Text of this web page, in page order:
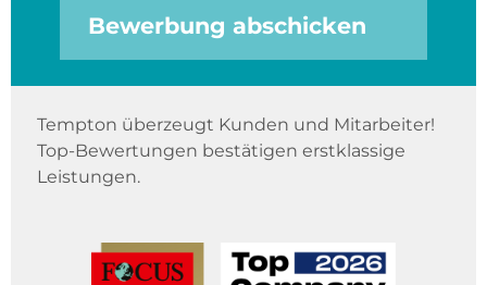
Bewerbung abschicken
Tempton überzeugt Kunden und Mitarbeiter!
Top-Bewertungen bestätigen erstklassige
Leistungen.